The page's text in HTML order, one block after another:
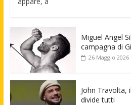
Miguel Angel
campagna di
26 Maggio 2026
John Travolta,
divide tutti